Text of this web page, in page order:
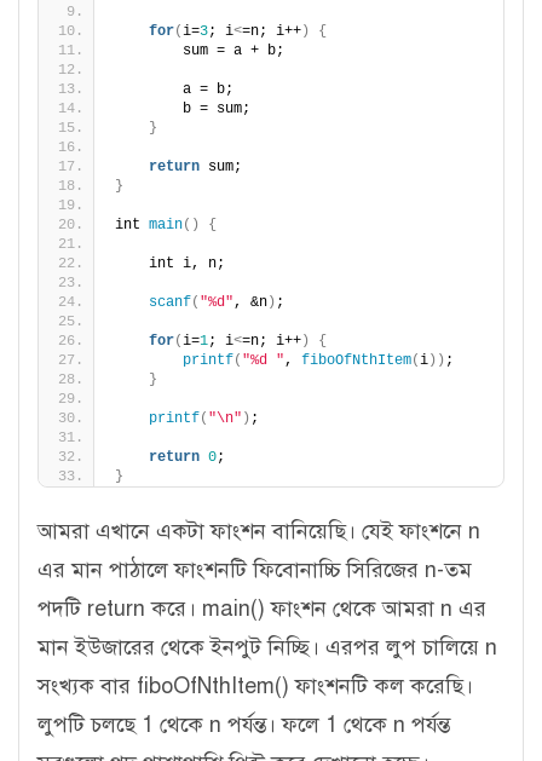
for(i=3; i<=n; i++)
{
        sum = a + b;
        a = b;
        b = sum;
}
return sum;
}
int main() {
    int i, n;
scanf( "%d" , &n) ;
for(i=1; i<=n; i++)
{
printf( "%d " , fiboOfNthItem(i)) ;
}
printf( "\n" ) ;
return 0;
}
আমরা এখানে একটা ফাংশন বানিয়েছি। যেই ফাংশনে n
এর মান পাঠালে ফাংশনটি ফিবোনাচ্চি সিরিজের n-তম
পদটি return করে। main() ফাংশন থেকে আমরা n এর
মান ইউজারের থেকে ইনপুট নিচ্ছি। এরপর লুপ চালিয়ে n
সংখ্যক বার fiboOfNthItem() ফাংশনটি কল করেছি।
লুপটি চলছে 1 থেকে n পর্যন্ত। ফলে 1 থেকে n পর্যন্ত